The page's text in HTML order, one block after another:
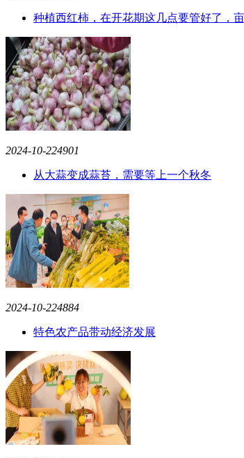
种植西红柿，在开花期这几点要管好了，
2024-10-224901
从大蒜变成蒜苔，需要等上一个秋冬
2024-10-224884
特色农产品带动经济发展